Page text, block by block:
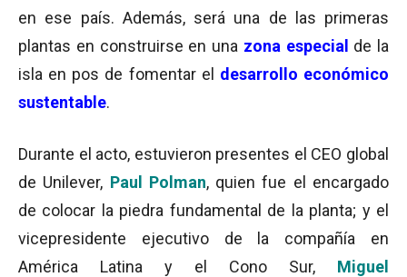
en ese país. Además, será una de las primeras
plantas en construirse en una zona especial de la
isla en pos de fomentar el desarrollo económico
sustentable.
Durante el acto, estuvieron presentes el CEO global
de Unilever, Paul Polman, quien fue el encargado
de colocar la piedra fundamental de la planta; y el
vicepresidente ejecutivo de la compañía en
América Latina y el Cono Sur, Miguel